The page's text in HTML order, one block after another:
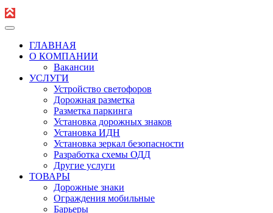
ГЛАВНАЯ
О КОМПАНИИ
Вакансии
УСЛУГИ
Устройство светофоров
Дорожная разметка
Разметка паркинга
Установка дорожных знаков
Установка ИДН
Установка зеркал безопасности
Разработка схемы ОДД
Другие услуги
ТОВАРЫ
Дорожные знаки
Ограждения мобильные
Барьеры